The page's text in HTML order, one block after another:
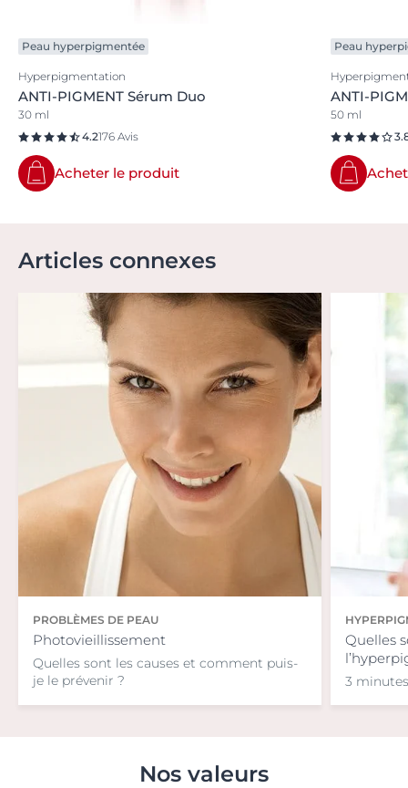
Peau hyperpigmentée
Hyperpigmentation
ANTI-PIGMENT Sérum Duo
30 ml
4.2176 Avis
Acheter le produit
Peau
ANTI-
50 ml
Articles connexes
PROBLÈMES DE PEAU
Photovieillissement
Quelles sont les causes et comment puis-
je le prévenir ?
Quelles
3
Nos valeurs